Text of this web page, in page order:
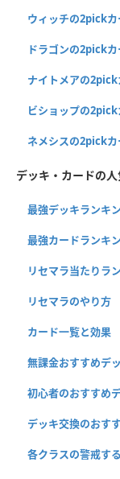
ウィッチの2pick
ドラゴンの2pick
ナイトメアの
ビショップの
ネメシスの2pick
デッキ・カードの
最強デッキランキ
最強カードランキ
リセマラ当たりラ
リセマラのやり方
カード一覧と効果
無課金おすすめデ
初心者のおすすめ
デッキ交換のおす
各クラスの警戒す